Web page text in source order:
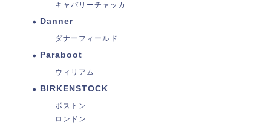
キャバリーチャッカ
Danner
ダナーフィールド
Paraboot
ウィリアム
BIRKENSTOCK
ボストン
ロンドン